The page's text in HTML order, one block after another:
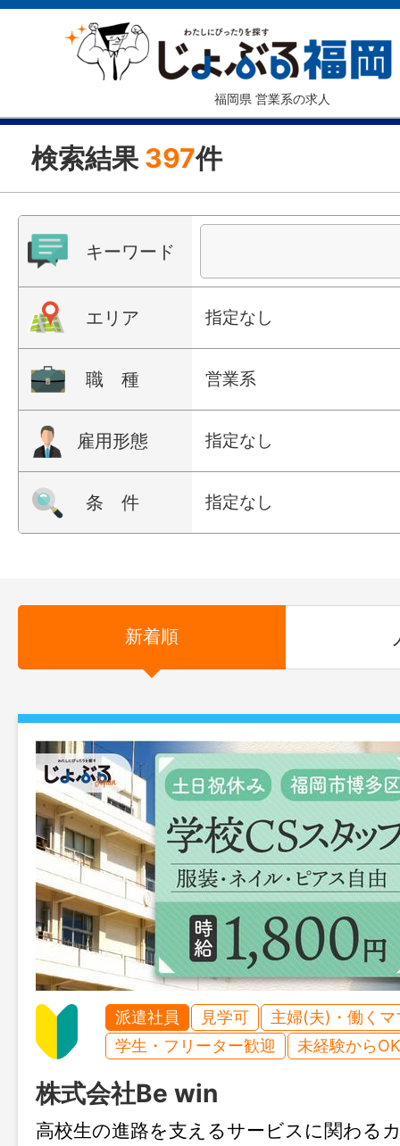
福岡県 営業系の求人
検索結果 397件
キーワード
エリア 指定なし
職 種 営業系
雇用形態 指定なし
条 件 指定なし
新着順
派遣社員 見学可
主婦(夫)・働くマ
学生・フリーター歓迎
未経験からOK
株式会社Be win
高校生の進路を支えるサービスに関わる